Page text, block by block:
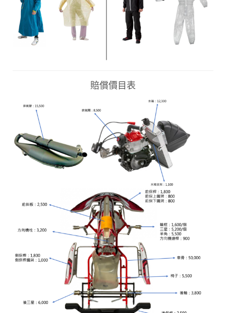
賠償價目表